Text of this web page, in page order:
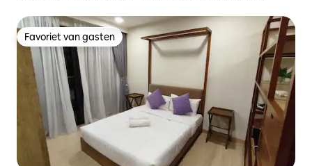
Favoriet van gasten
Favoriet van gasten